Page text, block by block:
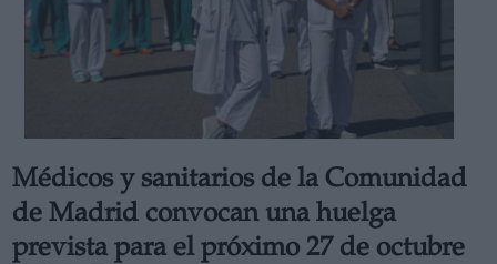
Médicos y sanitarios de la Comunidad
de Madrid convocan una huelga
prevista para el próximo 27 de octubre